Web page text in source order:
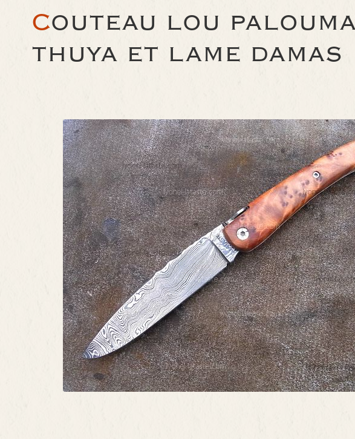
COUTEAU LOU
THUYA ET LAME DAMAS